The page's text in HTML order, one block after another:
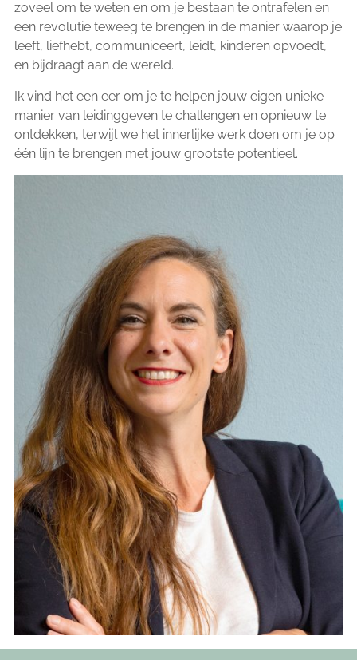
zoveel om te weten en om je bestaan te ontrafelen en
een revolutie teweeg te brengen in de manier waarop je
leeft, liefhebt, communiceert, leidt, kinderen opvoedt,
en bijdraagt aan de wereld.
Ik vind het een eer om je te helpen jouw eigen unieke
manier van leidinggeven te challengen en opnieuw te
ontdekken, terwijl we het innerlijke werk doen om je op
één lijn te brengen met jouw grootste potentieel.